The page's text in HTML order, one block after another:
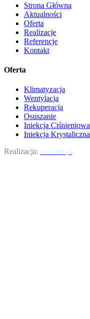
Strona Główna
Aktualności
Oferta
Realizacje
Referencje
Kontakt
Oferta
Klimatyzacja
Wentylacja
Rekuperacja
Osuszanie
Iniekcja Ciśnieniowa
Iniekcja Krystaliczna
Realizacja: rescode.pl